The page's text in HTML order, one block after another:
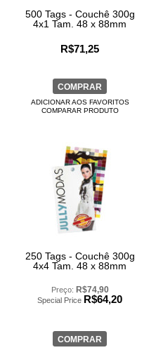
500 Tags - Couchê 300g
4x1 Tam. 48 x 88mm
R$71,25
COMPRAR
ADICIONAR AOS FAVORITOS
COMPARAR PRODUTO
250 Tags - Couchê 300g
4x4 Tam. 48 x 88mm
Preço: R$74,90
Special Price R$64,20
COMPRAR